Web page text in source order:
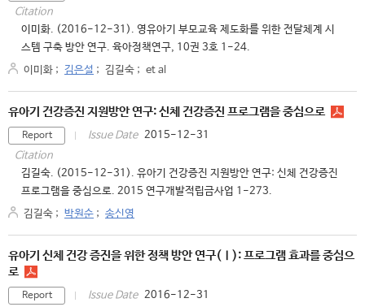
Citation
이미화. (2016-12-31). 영유아기 부모교육 제도화를 위한 전달체계 시
스템 구축 방안 연구. 육아정책연구, 10권 3호 1-24.
이미화 ; 김은설 ; 김길숙 ; et al
유아기 건강증진 지원방안 연구: 신체 건강증진 프로그램을 중심으로
Report Issue Date 2015-12-31
Citation
김길숙. (2015-12-31). 유아기 건강증진 지원방안 연구: 신체 건강증진
프로그램을 중심으로. 2015 연구개발적립금사업 1-273.
김길숙 ; 박원순 ; 송신영
유아기 신체 건강 증진을 위한 정책 방안 연구(Ⅰ): 프로그램 효과를 중심으
로
Report Issue Date 2016-12-31